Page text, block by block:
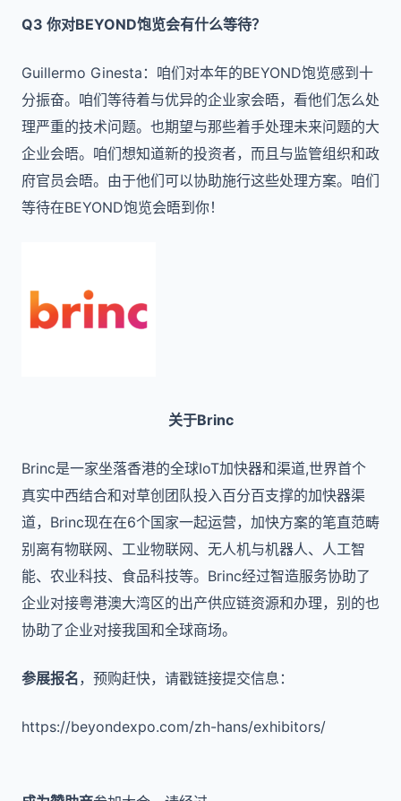
Q3 你对BEYOND饱览会有什么等待？
Guillermo Ginesta：咱们对本年的BEYOND饱览感到十
分振奋。咱们等待着与优异的企业家会晤，看他们怎么处
理严重的技术问题。也期望与那些着手处理未来问题的大
企业会晤。咱们想知道新的投资者，而且与监管组织和政
府官员会晤。由于他们可以协助施行这些处理方案。咱们
等待在BEYOND饱览会晤到你！
关于Brinc
Brinc是一家坐落香港的全球IoT加快器和渠道,世界首个
真实中西结合和对草创团队投入百分百支撑的加快器渠
道，Brinc现在在6个国家一起运营，加快方案的笔直范畴
别离有物联网、工业物联网、无人机与机器人、人工智
能、农业科技、食品科技等。Brinc经过智造服务协助了
企业对接粤港澳大湾区的出产供应链资源和办理，别的也
协助了企业对接我国和全球商场。
参展报名，预购赶快，请戳链接提交信息：
https://beyondexpo.com/zh-hans/exhibitors/